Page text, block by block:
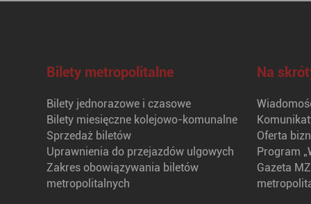
Bilety metropolitalne
Bilety jednorazowe i czasowe
Bilety miesięczne kolejowo-komunalne
Sprzedaż biletów
Uprawnienia do przejazdów ulgowych
Zakres obowiązywania biletów
metropolitalnych
Na
Oferta
Program
Gazeta